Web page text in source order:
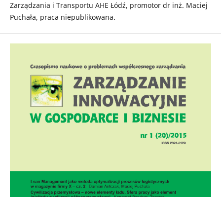
Zarządzania i Transportu AHE Łódź, promotor dr inż. Maciej
Puchała, praca niepublikowana.